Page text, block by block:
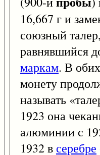
16,667 г и
союзный талер,
равнявшийся
маркам. В
монету
называть
1923 она
алюминии с
1932 в серебре